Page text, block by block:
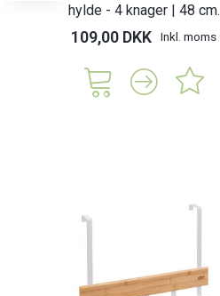
hylde - 4 knager | 48 cm.
109,00 DKK Inkl. moms